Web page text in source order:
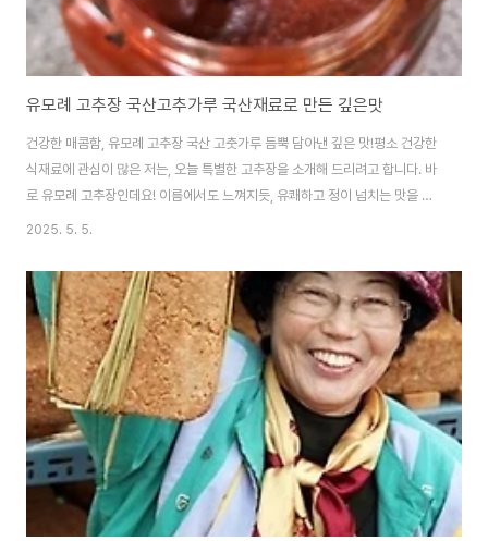
유모례 고추장 국산고추가루 국산재료로 만든 깊은맛
건강한 매콤함, 유모례 고추장 국산 고춧가루 듬뿍 담아낸 깊은 맛!평소 건강한
식재료에 관심이 많은 저는, 오늘 특별한 고추장을 소개해 드리려고 합니다. 바
로 유모례 고추장인데요! 이름에서도 느껴지듯, 유쾌하고 정이 넘치는 맛을 자
랑하는 이 고추장은 국산 고춧가루 함량이 높다는 점이 가장 큰 매력으로 다가
하여 전통방식으로 장을 만들어가고 있습니다. 마트에서 흔히 볼 수 있는 고추
장과는 달리, 유모례 고추장은 뚜껑을 여는 순간부터 깊고 진한 고춧가루의 향
이 코끝을 자극합니다. 인위적인 매운맛이 아닌, 햇볕 아래 잘 말린 국산 고추
특유의 자연스러운 매콤함이 느껴져 기대감을 높여줍니다. 제가 유모례 고추장
에 주목한 또 다른 이유는 바로..
2025. 5. 5.